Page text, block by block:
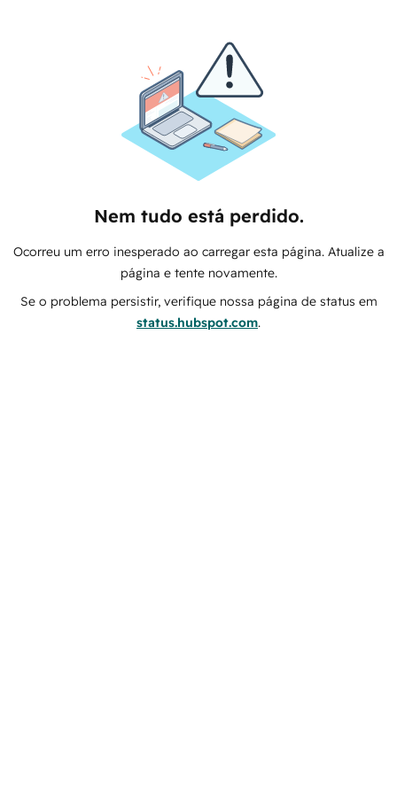
Nem tudo está perdido.
Ocorreu um erro inesperado ao carregar esta página. Atualize a
página e tente novamente.
Se o problema persistir, verifique nossa página de status em
status.hubspot.com.